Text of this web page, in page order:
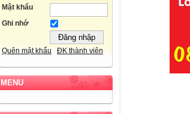
Mật khẩu
Ghi nhớ
Quên mật khẩu ĐK thành viên
MENU